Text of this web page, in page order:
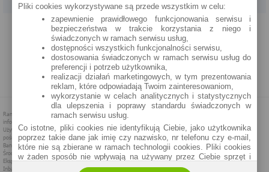
PROGRAM PARTNERSKI O NAS REKLAMA REGULAMIN
POLITYKA PRYWATNOŚCI POLITYKA COOKIES ZASADY PLASOWANIA
Pliki cookies wykorzystywane są przede wszystkim w celu:
zapewnienie prawidłowego funkcjonowania serwisu i
bezpieczeństwa w trakcie korzystania z niego i
świadczonych w ramach serwisu usług,
dostępności wszystkich funkcjonalności serwisu,
dostosowania świadczonych w ramach serwisu usług do
preferencji i potrzeb użytkownika,
realizacji działań marketingowych, w tym prezentowania
reklam, które odpowiadają Twoim zainteresowaniom,
wykorzystanie w celach analitycznych i statystycznych
dla ulepszenia i poprawy standardu świadczonych w
ramach serwisu usług.
Co istotne, pliki cookies nie identyfikują Ciebie, jako użytkownika
poprzez takie dane jak imię czy nazwisko, nr telefonu czy e-mail,
które nie są zbierane w ramach technologii cookies. Pliki cookies
w żaden sposób nie wpływają na używany przez Ciebie sprzęt i